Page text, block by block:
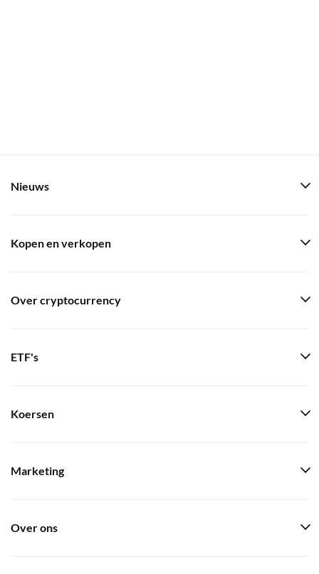
Nieuws
Kopen en verkopen
Over cryptocurrency
ETF's
Koersen
Marketing
Over ons